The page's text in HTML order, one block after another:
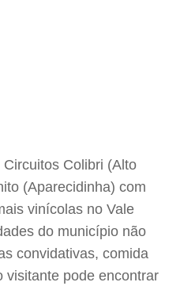
Colibri (Alto
(Aparecidinha) com
vinícolas no Vale
do município não
convidativas, comida
visitante pode encontrar